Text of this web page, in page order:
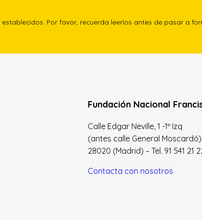
establecidos. Por favor, recuerda leerlos antes de pasar a
Fundación Nacional
Calle Edgar Neville, 1 -1º Izq
(antes calle General Moscardó)
28020 (Madrid) – Tel. 91 541 21
Contacta con nosotros